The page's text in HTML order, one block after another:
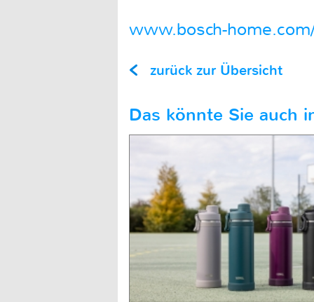
www.bosch-
zurück zur Übersicht
Das könnte Sie auch